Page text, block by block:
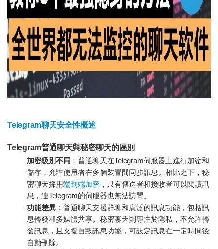
Telegram聊天安全性概述
Telegram普通聊天與秘密聊天的區別
加密級別不同 ：普通聊天在Telegram伺服器上進行加密和
儲存，允許使用者在多個裝置間同步訊息。相比之下，秘
密聊天採用端到端加密 ，只有傳送者和接收者可以閱讀訊
息，連Telegram的伺服器也無法訪問。
功能差異 ：普通聊天支援群聊和廣泛的訊息功能，包括訊
息轉發和多媒體共享。秘密聊天則專注於隱私，不允許轉
發訊息，且支援自毀訊息功能，可設定訊息在一定時間後
自動刪除。